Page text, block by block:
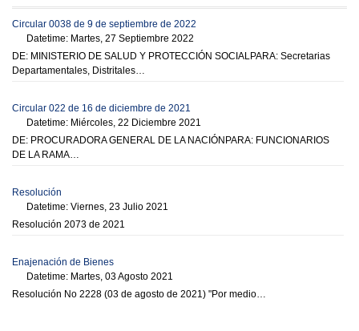
Circular 0038 de 9 de septiembre de 2022
Datetime: Martes, 27 Septiembre 2022
DE: MINISTERIO DE SALUD Y PROTECCIÓN SOCIALPARA: Secretarias
Departamentales, Distritales…
Circular 022 de 16 de diciembre de 2021
Datetime: Miércoles, 22 Diciembre 2021
DE: PROCURADORA GENERAL DE LA NACIÓNPARA: FUNCIONARIOS
DE LA RAMA…
Resolución
Datetime: Viernes, 23 Julio 2021
Resolución 2073 de 2021
Enajenación de Bienes
Datetime: Martes, 03 Agosto 2021
Resolución No 2228 (03 de agosto de 2021) "Por medio…